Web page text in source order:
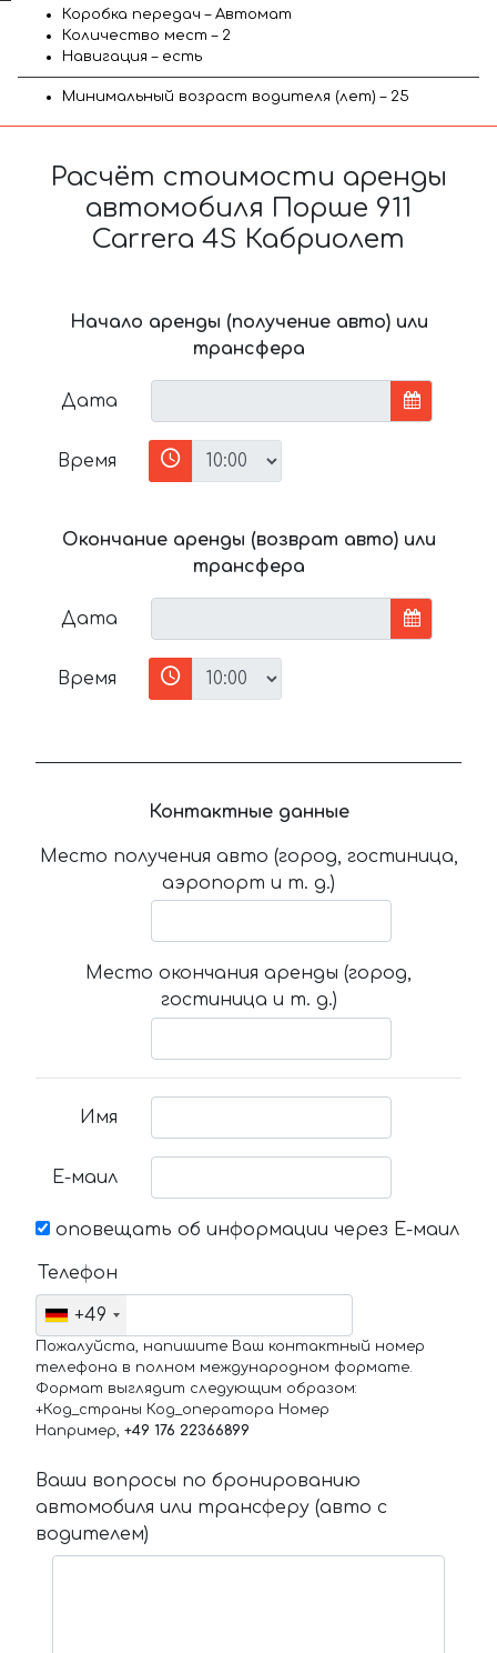
Коробка передач – Автомат
Количество мест – 2
Навигация – есть
Минимальный возраст водителя (лет) – 25
Расчёт стоимости аренды
автомобиля Порше 911
Carrera 4S Кабриолет
Начало аренды (получение авто) или
трансфера
Дата
Время
Окончание аренды (возврат авто) или
трансфера
Дата
Время
Контактные данные
Место получения авто (город, гостиница,
аэропорт и т. д.)
Место окончания аренды (город,
гостиница и т. д.)
Имя
Е-маил
оповещать об информации через Е-маил
Телефон
+49
Пожалуйста, напишите Ваш контактный номер
телефона в полном международном формате.
Формат выглядит следующим образом:
+Код_страны Код_оператора Номер
Например, +49 176 22366899
Ваши вопросы по бронированию
автомобиля или трансферу (авто с
водителем)